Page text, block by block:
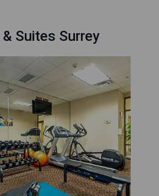
Suites Surrey